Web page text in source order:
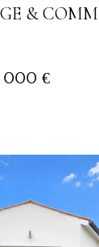
&
000 €